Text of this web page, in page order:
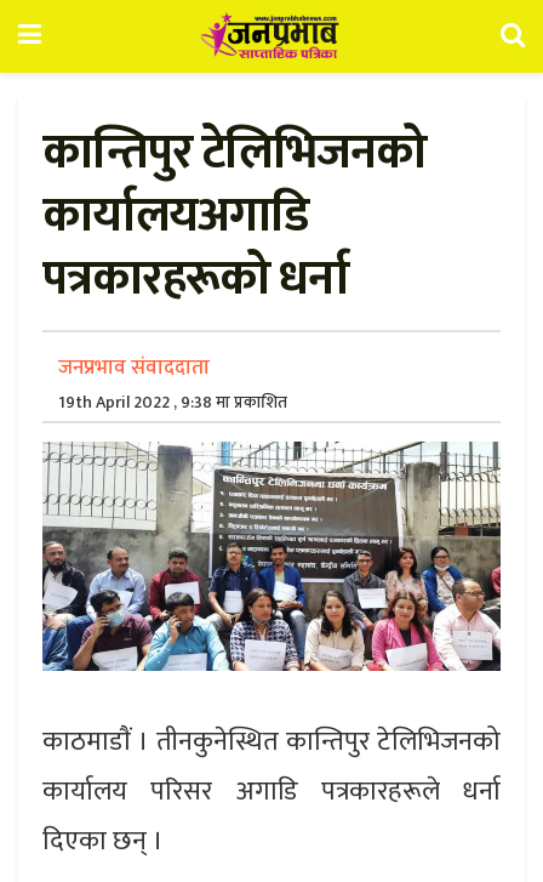
कान्तिपुर टेलिभिजनको
कार्यालयअगाडि
पत्रकारहरूको धर्ना
जनप्रभाव संवाददाता
19th April 2022 , 9:38 मा प्रकाशित
काठमाडाैं । तीनकुनेस्थित कान्तिपुर टेलिभिजनको
कार्यालय परिसर अगाडि पत्रकारहरूले धर्ना
दिएका छन् ।